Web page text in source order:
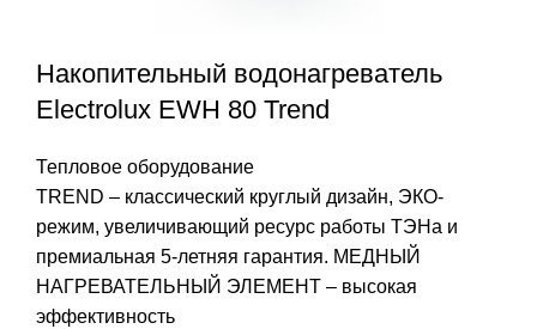
Накопительный водонагреватель
Electrolux EWH 80 Trend
Тепловое оборудование
TREND – классический круглый дизайн, ЭКО-
режим, увеличивающий ресурс работы ТЭНа и
премиальная 5-летняя гарантия. МЕДНЫЙ
НАГРЕВАТЕЛЬНЫЙ ЭЛЕМЕНТ – высокая
эффективность